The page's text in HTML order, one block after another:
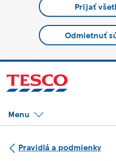
Prijať
Odmietnuť
Menu
Pravidlá a podmienky